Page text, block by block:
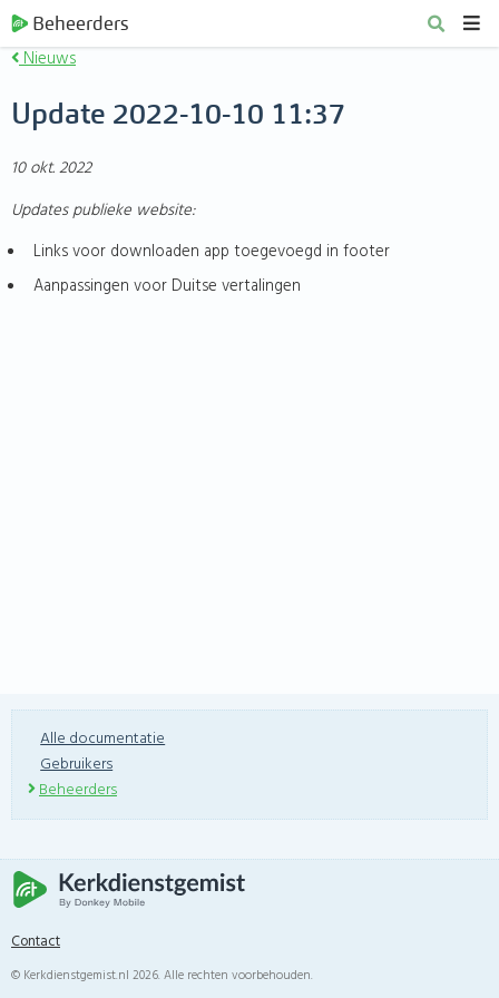
Beheerders
Nieuws
Update 2022-10-10 11:37
10 okt. 2022
Updates publieke website:
Links voor downloaden app toegevoegd in footer
Aanpassingen voor Duitse vertalingen
Alle documentatie
Gebruikers
Beheerders
Contact
© Kerkdienstgemist.nl 2026. Alle rechten voorbehouden.